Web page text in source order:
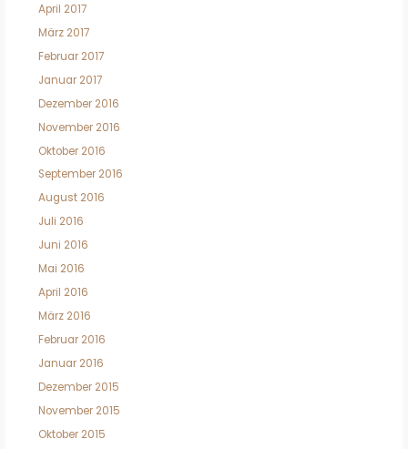
April 2017
März 2017
Februar 2017
Januar 2017
Dezember 2016
November 2016
Oktober 2016
September 2016
August 2016
Juli 2016
Juni 2016
Mai 2016
April 2016
März 2016
Februar 2016
Januar 2016
Dezember 2015
November 2015
Oktober 2015